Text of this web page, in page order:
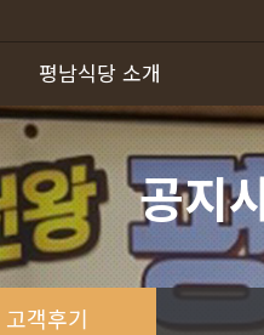
평남식당 소개
공지
고객후기